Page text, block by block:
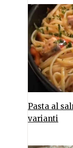
Pasta al
varianti